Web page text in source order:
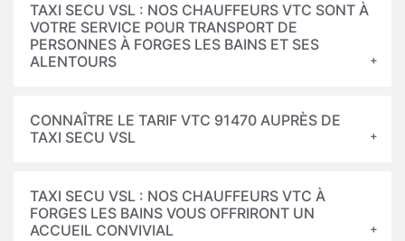
TAXI SECU VSL : NOS CHAUFFEURS VTC SONT À
VOTRE SERVICE POUR TRANSPORT DE
PERSONNES À FORGES LES BAINS ET SES
ALENTOURS
CONNAÎTRE LE TARIF VTC 91470 AUPRÈS DE
TAXI SECU VSL
TAXI SECU VSL : NOS CHAUFFEURS VTC À
FORGES LES BAINS VOUS OFFRIRONT UN
ACCUEIL CONVIVIAL